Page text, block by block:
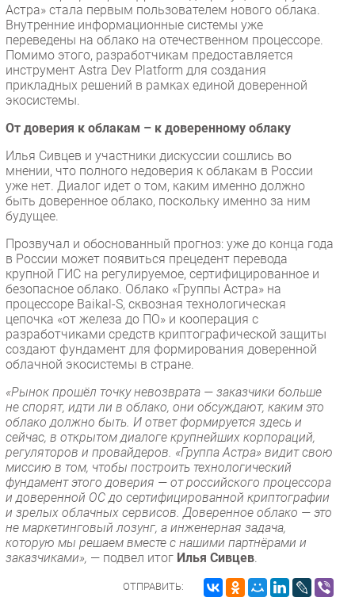
Астра» стала первым пользователем нового облака.
Внутренние информационные системы уже
переведены на облако на отечественном процессоре.
Помимо этого, разработчикам предоставляется
инструмент Astra Dev Platform для создания
прикладных решений в рамках единой доверенной
экосистемы.
От доверия к облакам – к доверенному облаку
Илья Сивцев и участники дискуссии сошлись во
мнении, что полного недоверия к облакам в России
уже нет. Диалог идет о том, каким именно должно
быть доверенное облако, поскольку именно за ним
будущее.
Прозвучал и обоснованный прогноз: уже до конца года
в России может появиться прецедент перевода
крупной ГИС на регулируемое, сертифицированное и
безопасное облако. Облако «Группы Астра» на
процессоре Baikal-S, сквозная технологическая
цепочка «от железа до ПО» и кооперация с
разработчиками средств криптографической защиты
создают фундамент для формирования доверенной
облачной экосистемы в стране.
«Рынок прошёл точку невозврата — заказчики больше
не спорят, идти ли в облако, они обсуждают, каким это
облако должно быть. И ответ формируется здесь и
сейчас, в открытом диалоге крупнейших корпораций,
регуляторов и провайдеров. «Группа Астра» видит свою
миссию в том, чтобы построить технологический
фундамент этого доверия — от российского процессора
и доверенной ОС до сертифицированной криптографии
и зрелых облачных сервисов. Доверенное облако — это
не маркетинговый лозунг, а инженерная задача,
которую мы решаем вместе с нашими партнёрами и
заказчиками», — подвел итог Илья Сивцев
ОТПРАВИТЬ: